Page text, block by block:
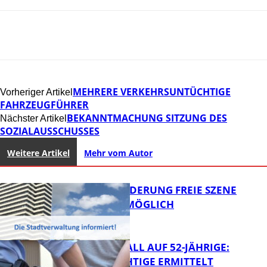
Vorheriger Artikel MEHRERE VERKEHRSUNTÜCHTIGE
FAHRZEUGFÜHRER
Nächster Artikel BEKANNTMACHUNG SITZUNG DES
SOZIALAUSSCHUSSES
Weitere Artikel Mehr vom Autor
PROJEKTFÖRDERUNG FREIE SZENE
WEITERHIN MÖGLICH
RAUBÜBERFALL AUF 52-JÄHRIGE:
TATVERDÄCHTIGE ERMITTELT